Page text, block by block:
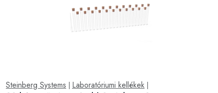
Steinberg Systems Laboratóriumi kellékek